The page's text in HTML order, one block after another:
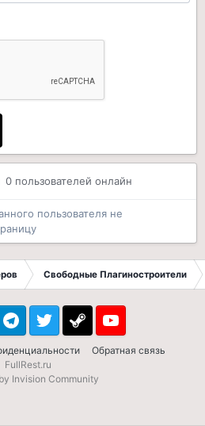
0 пользователей онлайн
пользователя не
Свободные Плагиностроители
Обратная связь
TelegramTwitter Steam Youtube
FullRest.ru
Invision Community